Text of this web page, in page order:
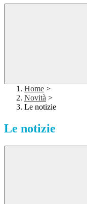
Home >
Novità >
Le notizie
Le notizie